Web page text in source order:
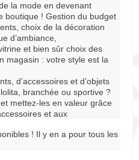
la mode en devenant
boutique ! Gestion du budget
choix de la décoration
d’ambiance,
et bien sûr choix des
magasin : votre style est la
d’accessoires et d’objets
branchée ou sportive ?
mettez-les en valeur grâce
et aux
! Il y en a pour tous les